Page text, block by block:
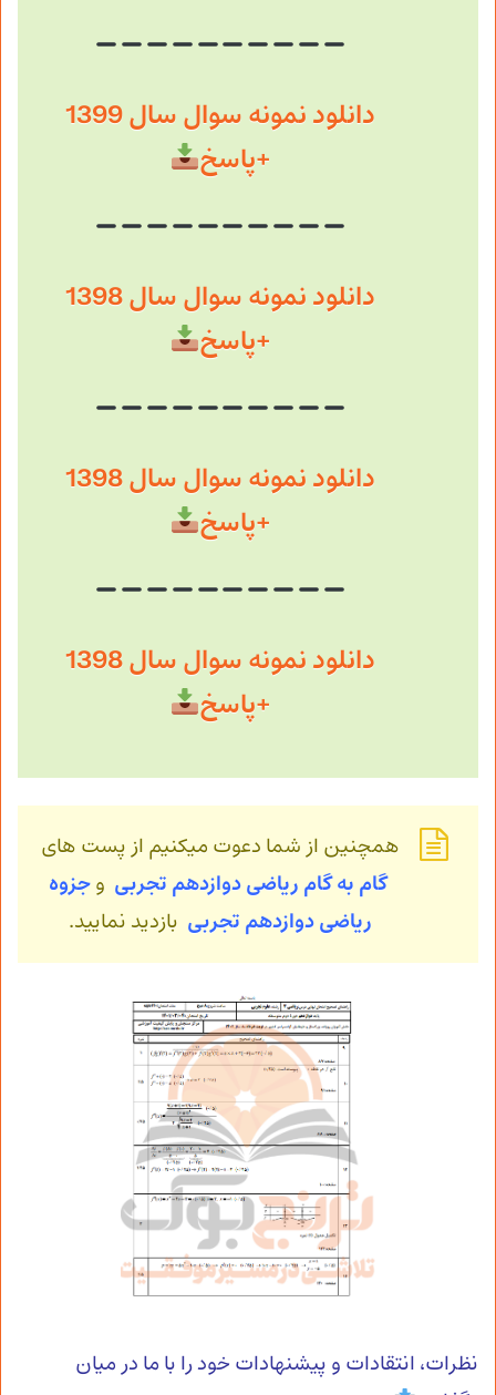
دانلود نمونه سوال سال 1399
+پاسخ
دانلود نمونه سوال سال 1398
+پاسخ
دانلود نمونه سوال سال 1398
+پاسخ
دانلود نمونه سوال سال 1398
+پاسخ
همچنین از شما دعوت میکنیم از پست های
گام به گام ریاضی دوازدهم تجربی وجزوه
ریاضیدوازدهم تجربی بازدید نمایید.
نظرات، انتقادات و پیشنهادات خود را با ما در میان